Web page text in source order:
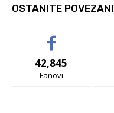
OSTANITE POVEZANI
42,845
Fanovi